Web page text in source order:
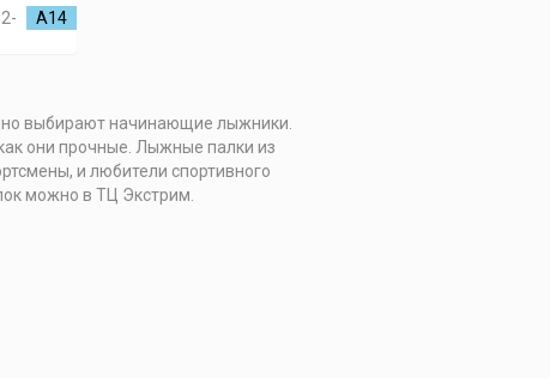
А14
выбирают начинающие лыжники.
они прочные. Лыжные палки из
и любители спортивного
можно в ТЦ Экстрим.